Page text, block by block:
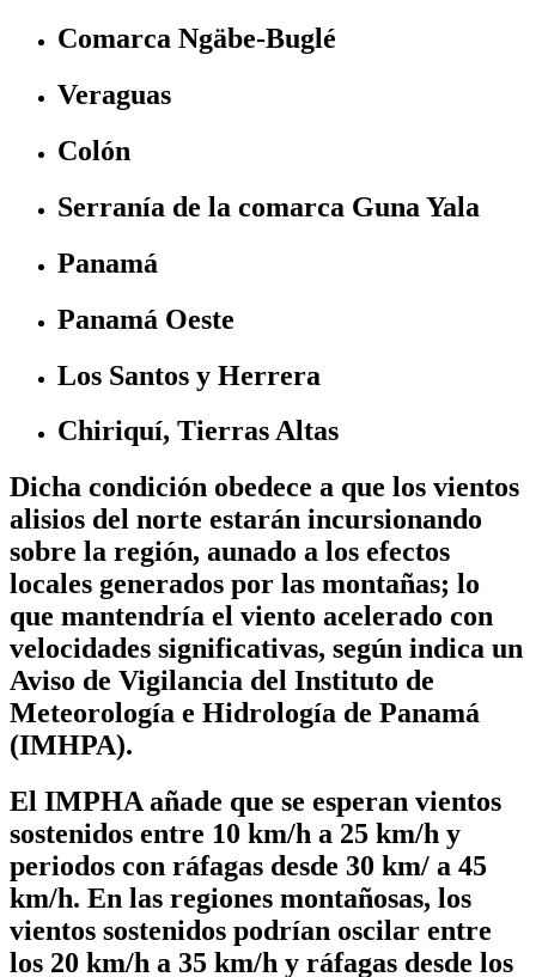
Comarca Ngäbe-Buglé
Veraguas
Colón
Serranía de la comarca Guna Yala
Panamá
Panamá Oeste
Los Santos y Herrera
Chiriquí, Tierras Altas
Dicha condición obedece a que los vientos
alisios del norte estarán incursionando
sobre la región, aunado a los efectos
locales generados por las montañas; lo
que mantendría el viento acelerado con
velocidades significativas, según indica un
Aviso de Vigilancia del Instituto de
Meteorología e Hidrología de Panamá
(IMHPA).
El IMPHA añade que se esperan vientos
sostenidos entre 10 km/h a 25 km/h y
periodos con ráfagas desde 30 km/ a 45
km/h. En las regiones montañosas, los
vientos sostenidos podrían oscilar entre
los 20 km/h a 35 km/h y ráfagas desde los